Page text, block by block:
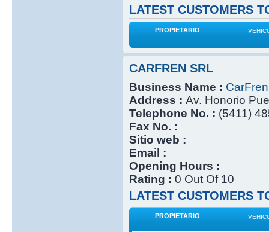
LATEST CUSTOMERS
PROPIETARIO
CARFREN SRL
Business Name :
Address : Av. Honorio
Telephone No. : (5411)
Fax No. :
Sitio web :
Email :
Opening Hours :
Rating : 0 Out Of 10
LATEST CUSTOMERS
PROPIETARIO